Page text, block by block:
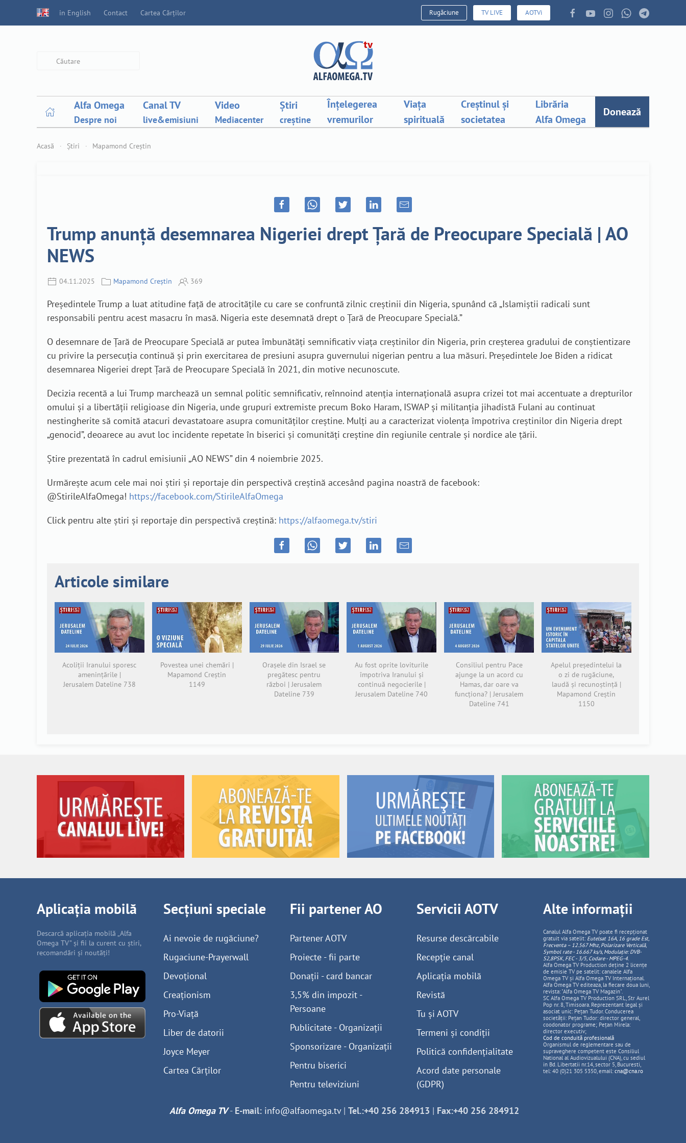
in English Contact Cartea Cărților Rugăciune TV LIVE AOTVi
Alfa Omega
Despre noi
Canal TV
live&emisiuni
Video
Mediacenter
Știri
creștine
Înțelegerea
vremurilor
Viața
spirituală
Creștinul și
societatea
Librăria
Alfa Omega
Donează
Acasă Știri Mapamond Creștin
Trump anunță desemnarea Nigeriei drept Țară de Preocupare Specială | AO
NEWS
04.11.2025 Mapamond Creștin 369
Președintele Trump a luat atitudine față de atrocitățile cu care se confruntă zilnic creștinii din Nigeria, spunând că „Islamiștii radicali sunt
responsabili pentru acest masacru în masă. Nigeria este desemnată drept o Țară de Preocupare Specială.”
O desemnare de Țară de Preocupare Specială ar putea îmbunătăți semnificativ viața creștinilor din Nigeria, prin creșterea gradului de conștientizare
cu privire la persecuția continuă și prin exercitarea de presiuni asupra guvernului nigerian pentru a lua măsuri. Președintele Joe Biden a ridicat
desemnarea Nigeriei drept Țară de Preocupare Specială în 2021, din motive necunoscute.
Decizia recentă a lui Trump marchează un semnal politic semnificativ, reînnoind atenția internațională asupra crizei tot mai accentuate a drepturilor
omului și a libertății religioase din Nigeria, unde grupuri extremiste precum Boko Haram, ISWAP și militanția jihadistă Fulani au continuat
nestingherite să comită atacuri devastatoare asupra comunităților creștine. Mulți au a caracterizat violența împotriva creștinilor din Nigeria drept
„genocid”, deoarece au avut loc incidente repetate în biserici și comunități creștine din regiunile centrale și nordice ale țării.
Știre prezentată în cadrul emisiunii „AO NEWS” din 4 noiembrie 2025.
Urmărește acum cele mai noi știri și reportaje din perspectivă creștină accesând pagina noastră de facebook:
@StirileAlfaOmega! https://facebook.com/StirileAlfaOmega
Click pentru alte știri și reportaje din perspectivă creștină: https://alfaomega.tv/stiri
Articole similare
Acoliții Iranului sporesc
amenințările |
Jerusalem Dateline 738
Povestea unei chemări |
Mapamond Creștin
1149
Orașele din Israel se
pregătesc pentru
război | Jerusalem
Dateline 739
Au fost oprite loviturile
împotriva Iranului și
continuă negocierile |
Jerusalem Dateline 740
Consiliul pentru Pace
ajunge la un acord cu
Hamas, dar oare va
funcționa? | Jerusalem
Dateline 741
Apelul președintelui la
o zi de rugăciune,
laudă și recunoștință |
Mapamond Creștin
1150
Aplicația mobilă
Descarcă aplicația mobilă „Alfa
Omega TV” și fii la curent cu știri,
recomandări și noutăți!
Secțiuni speciale
Ai nevoie de rugăciune?
Rugaciune-Prayerwall
Devoțional
Creaționism
Pro-Viață
Liber de datorii
Joyce Meyer
Cartea Cărților
Fii partener AO
Partener AOTV
Proiecte - fii parte
Donații - card bancar
3,5% din impozit -
Persoane
Publicitate - Organizații
Sponsorizare - Organizații
Pentru biserici
Pentru televiziuni
Servicii AOTV
Resurse descărcabile
Recepție canal
Aplicația mobilă
Revistă
Tu și AOTV
Termeni și condiții
Politică confidențialitate
Acord date personale
(GDPR)
Alte informații
Canalul Alfa Omega TV poate fi recepționat
gratuit via satelit: Eutelsat 16A, 16 grade Est,
Frecventa – 12.567 Mhz, PolarizareVerticală,
Symbol rate - 16.667 ks/s, Modulație: DVB-
S2,8PSK, FEC - 3/5, Codare - MPEG-4.
Alfa Omega TV Production deține 2 licențe
de emisie TV pe satelit: canalele Alfa
Omega TV și Alfa Omega TV Internațional.
Alfa Omega TV editeaza, la fiecare doua luni,
revista: "Alfa Omega TV Magazin".
SC Alfa Omega TV Production SRL, Str Aurel
Pop nr. 8, Timisoara. Reprezentant legal și
asociat unic: Pețan Tudor. Conducerea
societății: Pețan Tudor: director general,
coodonator programe; Pețan Mirela:
director executiv;
Cod de conduită profesională
Organismul de reglementare sau de
supraveghere competent este Consiliul
National al Audiovizualului (CNA), cu sediul
in Bd. Libertatii nr.14, sector 5, Bucuresti,
tel: 40 (0)21 305 5350, email: cna@cna.ro
Alfa Omega TV- E-mail: info@alfaomega.tv| Tel.:+40 256 284913 | Fax:+40 256 284912